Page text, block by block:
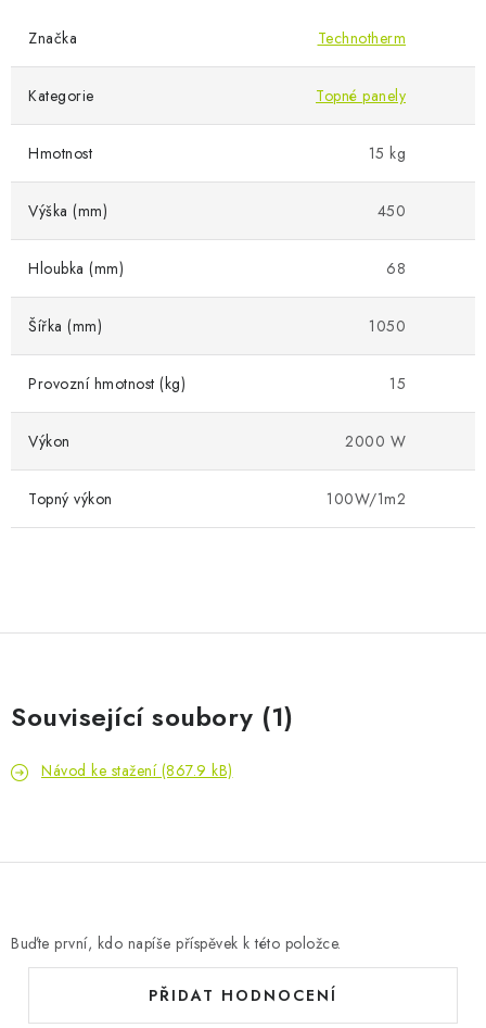
Značka Technotherm
Kategorie Topné panely
Hmotnost 15 kg
Výška (mm) 450
Hloubka (mm) 68
Šířka (mm) 1050
Provozní hmotnost (kg) 15
Výkon 2000 W
Topný výkon 100W/1m2
Související soubory (1)
Návod ke stažení (867.9 kB)
Buďte první, kdo napíše příspěvek k této položce.
PŘIDAT HODNOCENÍ